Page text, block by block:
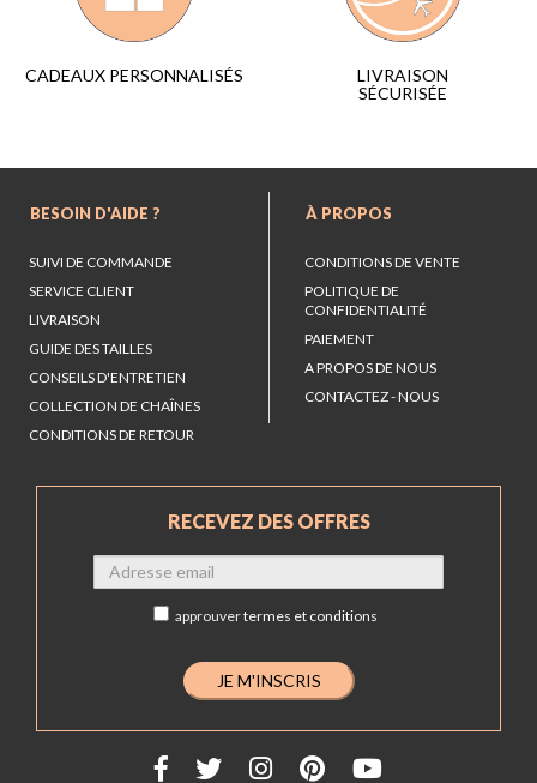
CADEAUX PERSONNALISÉS
LIVRAISON
SÉCURISÉE
BESOIN D'AIDE ?
SUIVI DE COMMANDE
SERVICE CLIENT
LIVRAISON
GUIDE DES TAILLES
CONSEILS D'ENTRETIEN
COLLECTION DE CHAÎNES
CONDITIONS DE RETOUR
À PROPOS
CONDITIONS DE VENTE
POLITIQUE DE
CONFIDENTIALITÉ
PAIEMENT
A PROPOS DE NOUS
CONTACTEZ - NOUS
RECEVEZ DES OFFRES
approuvertermes et conditions